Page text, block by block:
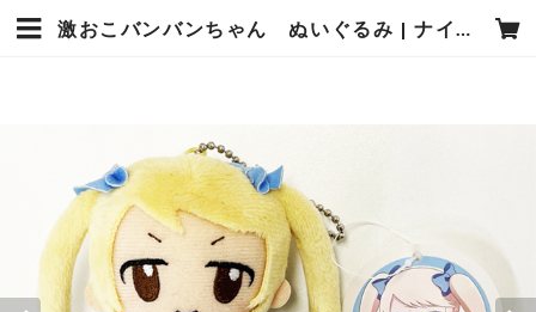
激おこバンバンちゃん ぬいぐるみ | ナイセンストアオンライン